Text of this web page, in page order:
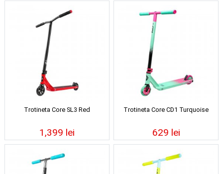
Trotineta Core SL3 Red
1,399 lei
Trotineta Core CD1 Turquoise
629 lei